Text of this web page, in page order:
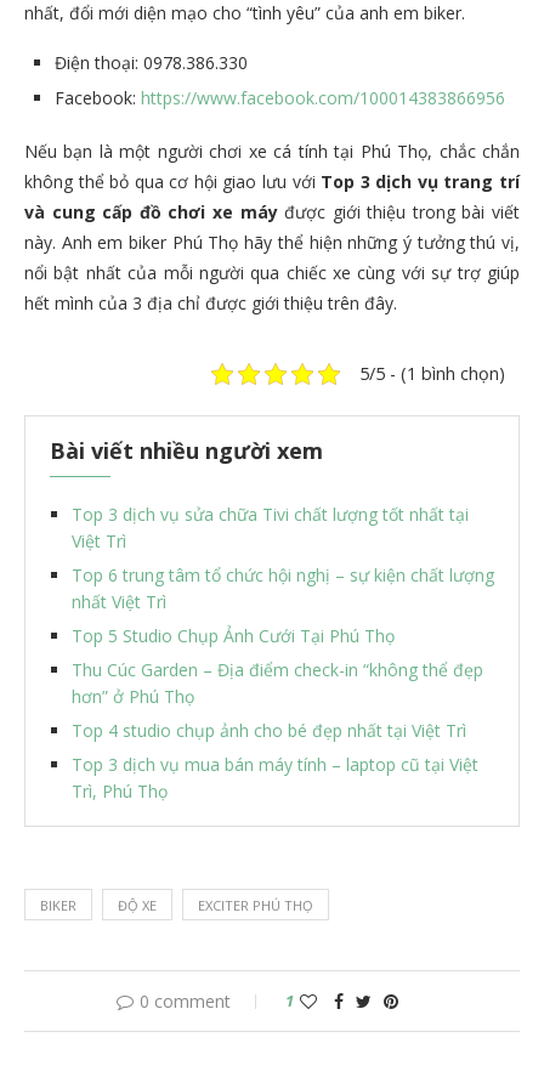
nhất, đổi mới diện mạo cho “tình yêu” của anh em biker.
Điện thoại: 0978.386.330
Facebook: https://www.facebook.com/100014383866956
Nếu bạn là một người chơi xe cá tính tại Phú Thọ, chắc chắn
không thể bỏ qua cơ hội giao lưu với Top 3 dịch vụ trang trí
và cung cấp đồ chơi xe máyđược giới thiệu trong bài viết
này. Anh em biker Phú Thọ hãy thể hiện những ý tưởng thú vị,
nổi bật nhất của mỗi người qua chiếc xe cùng với sự trợ giúp
hết mình của 3 địa chỉ được giới thiệu trên đây.
5/5 - (1 bình chọn)
Bài viết nhiều người xem
Top 3 dịch vụ sửa chữa Tivi chất lượng tốt nhất tại
Việt Trì
Top 6 trung tâm tổ chức hội nghị – sự kiện chất lượng
nhất Việt Trì
Top 5 Studio Chụp Ảnh Cưới Tại Phú Thọ
Thu Cúc Garden – Địa điểm check-in “không thể đẹp
hơn” ở Phú Thọ
Top 4 studio chụp ảnh cho bé đẹp nhất tại Việt Trì
Top 3 dịch vụ mua bán máy tính – laptop cũ tại Việt
Trì, Phú Thọ
BIKER ĐỘ XE EXCITER PHÚ THỌ
0 comment 1